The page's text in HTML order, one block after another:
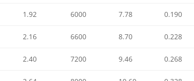
1.92 6000 7.78 0.190
2.16 6600 8.70 0.228
2.40 7200 9.46 0.268